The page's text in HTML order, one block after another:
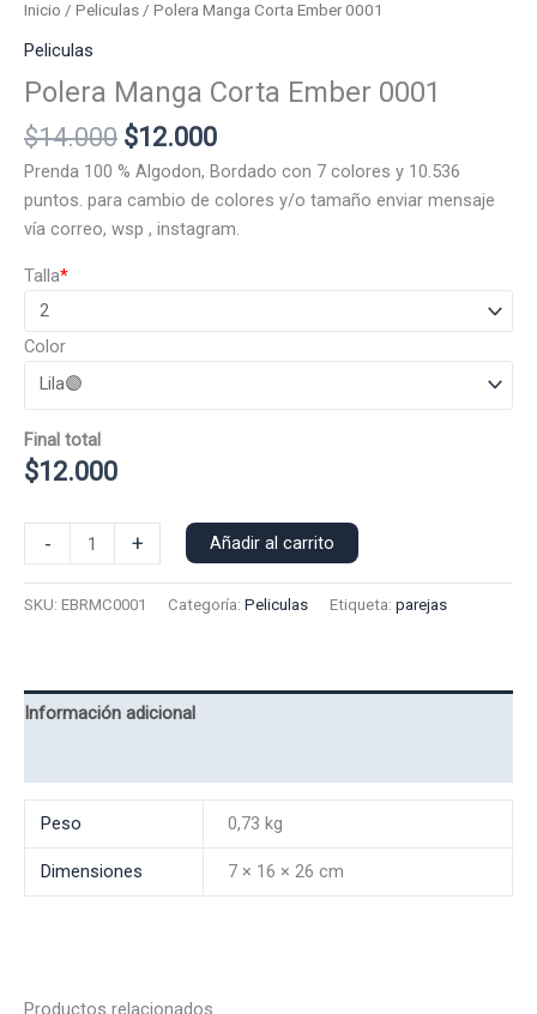
Inicio / Peliculas / Polera Manga Corta Ember 0001
Peliculas
Polera Manga Corta Ember 0001
$14.000 El
precio
original
era:
$12.000El
precio
actual
es:
Prenda 100 % Algodon, Bordado con 7 colores y 10.536
puntos. para cambio de colores y/o tamaño enviar mensaje
vía correo, wsp , instagram.
*
Talla
Color
Final total
$12.000
-
Manga
+ Añadir al carrito
SKU: EBRMC0001 Categoría: Peliculas Etiqueta: parejas
Información adicional
Peso 0,73 kg
Dimensiones 7 × 16 × 26 cm
Productos relacionados